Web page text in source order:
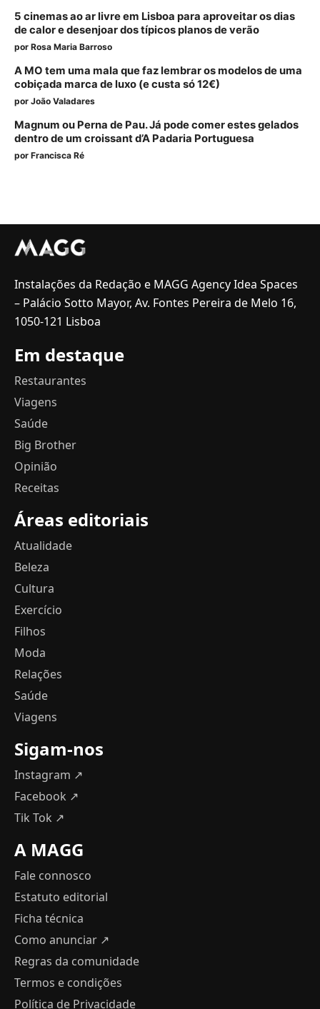
5 cinemas ao ar livre em Lisboa para aproveitar os dias
de calor e desenjoar dos típicos planos de verão
por Rosa Maria Barroso
A MO tem uma mala que faz lembrar os modelos de uma
cobiçada marca de luxo (e custa só 12€)
por João Valadares
Magnum ou Perna de Pau. Já pode comer estes gelados
dentro de um croissant d’A Padaria Portuguesa
por Francisca Ré
Instalações da Redação e MAGG Agency Idea Spaces
– Palácio Sotto Mayor, Av. Fontes Pereira de Melo 16,
1050-121 Lisboa
Em destaque
Restaurantes
Viagens
Saúde
Big Brother
Opinião
Receitas
Áreas editoriais
Atualidade
Beleza
Cultura
Exercício
Filhos
Moda
Relações
Saúde
Viagens
Sigam-nos
Instagram ↗
Facebook ↗
Tik Tok ↗
A MAGG
Fale connosco
Estatuto editorial
Ficha técnica
Como anunciar ↗
Regras da comunidade
Termos e condições
Política de Privacidade